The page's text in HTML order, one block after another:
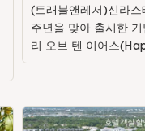
(트래블앤레저)신라
주년을 맞아 출시한
리 오브 텐 이어스